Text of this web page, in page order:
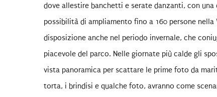
dove allestire banchetti e serate danzanti, con una
possibilità di ampliamento fino a 160 persone nella
disposizione anche nel periodo invernale, che
piacevole del parco. Nelle giornate più calde gli
vista panoramica per scattare le prime foto da
torta, i brindisi e qualche foto, avranno come